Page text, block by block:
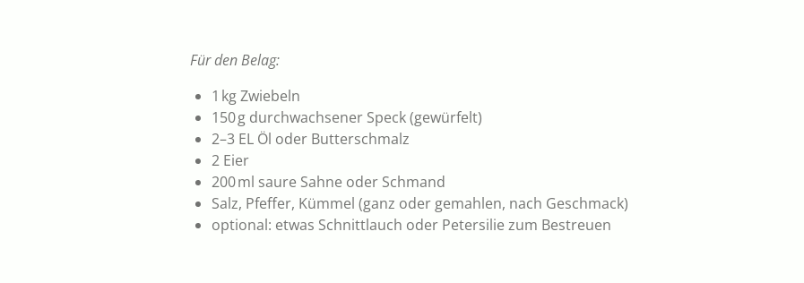
Für den Belag:
1 kg Zwiebeln
150 g durchwachsener Speck (gewürfelt)
2–3 EL Öl oder Butterschmalz
2 Eier
200 ml saure Sahne oder Schmand
Salz, Pfeffer, Kümmel (ganz oder gemahlen, nach Geschmack)
optional: etwas Schnittlauch oder Petersilie zum Bestreuen